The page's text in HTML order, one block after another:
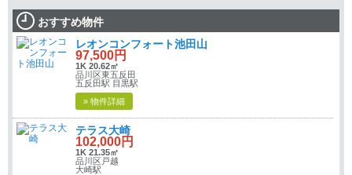
おすすめ物件
レオンコンフォート池田山
97,500円
1K 20.62㎡
品川区東五反田
五反田駅 目黒駅
» 物件詳細
テラス大崎
102,000円
1K 21.35㎡
品川区戸越
大崎駅